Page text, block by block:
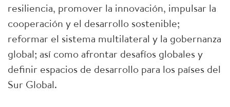
resiliencia, promover la innovación, impulsar la
cooperación y el desarrollo sostenible;
reformar el sistema multilateral y la gobernanza
global; así como afrontar desafíos globales y
definir espacios de desarrollo para los países del
Sur Global.